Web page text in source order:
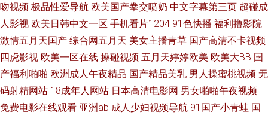
航 超碰美女在线 91大片成人痘音 久久香蕉网视频 日韩免费 午夜男人的天堂
午夜男人的天堂 黄色废料91 婷婷五月网址 老司机无码视频 国产干逼电影 激
情五月花婷婷 人人超逼逼 福利午夜理论片 99草逼视频 97资源国产站 人人超
吻视频 极品性爱导航 欧美国产拳交喷奶 中文字幕第三页 超碰成
人影视 欧美日韩中文一区 手机看片1204 91色快播 福利撸影院
激情五月天国产 综合网五月天 美女主播青草 国产高清不卡视频
四虎影视 欧美一区在线 操碰视频 五月天婷婷欧美 欧美大BB 国
产福利啪啪 欧洲成人午夜精品 国产精品美乳 男人操蜜桃视频 无
码射精网站 18成年人网站 日本高清电影网 男女啪啪午夜视频
免费电影在线观看 亚洲ab 成人少妇视频导航 91国产小青蛙 国